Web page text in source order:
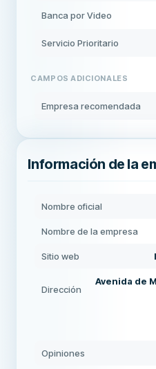
Banca por Video
Servicio Prioritario
CAMPOS ADICIONALES
Empresa recomendada
Información de la
Nombre oficial
Nombre de la empresa
Sitio web
Dirección
Avenida de
Opiniones